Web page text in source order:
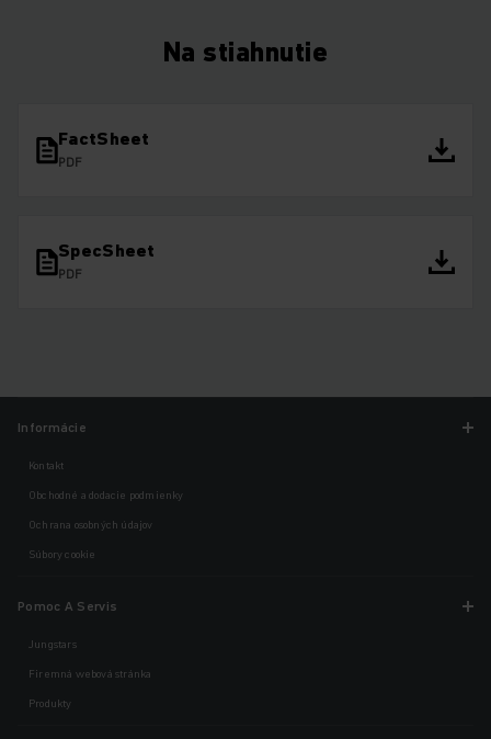
Na stiahnutie
FactSheet
PDF
SpecSheet
PDF
Informácie
Kontakt
Obchodné a dodacie podmienky
Ochrana osobných údajov
Súbory cookie
Pomoc A Servis
Jungstars
Firemná webová stránka
Produkty